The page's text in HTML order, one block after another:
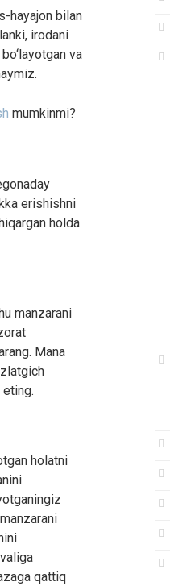
hayajon bilan
irodani
va
mumkinmi?
erishishni
holda
manzarani
Mana
holatni
qattiq